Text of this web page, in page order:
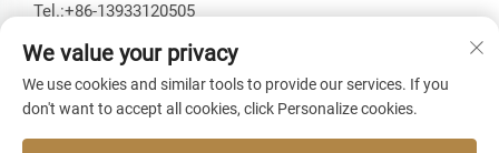
Tel.:+86-13933120505
E-Mail:[email protected]
WhatsApp:+86-13933120505
We value your privacy
We use cookies and similar tools to provide our services. If you
don't want to accept all cookies, click Personalize cookies.